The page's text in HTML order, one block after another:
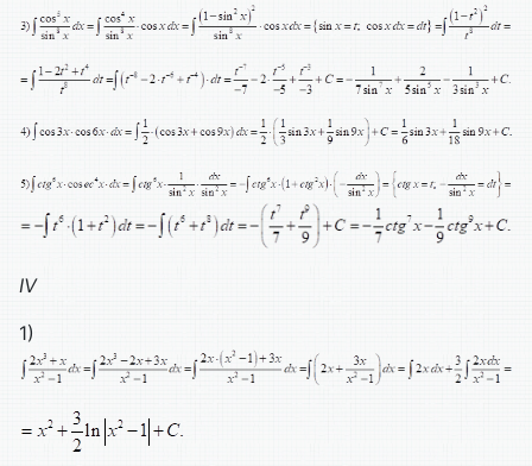
IV
1)